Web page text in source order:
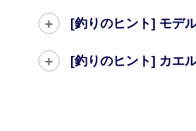
[釣りのヒント] モデ
[釣りのヒント] カエ